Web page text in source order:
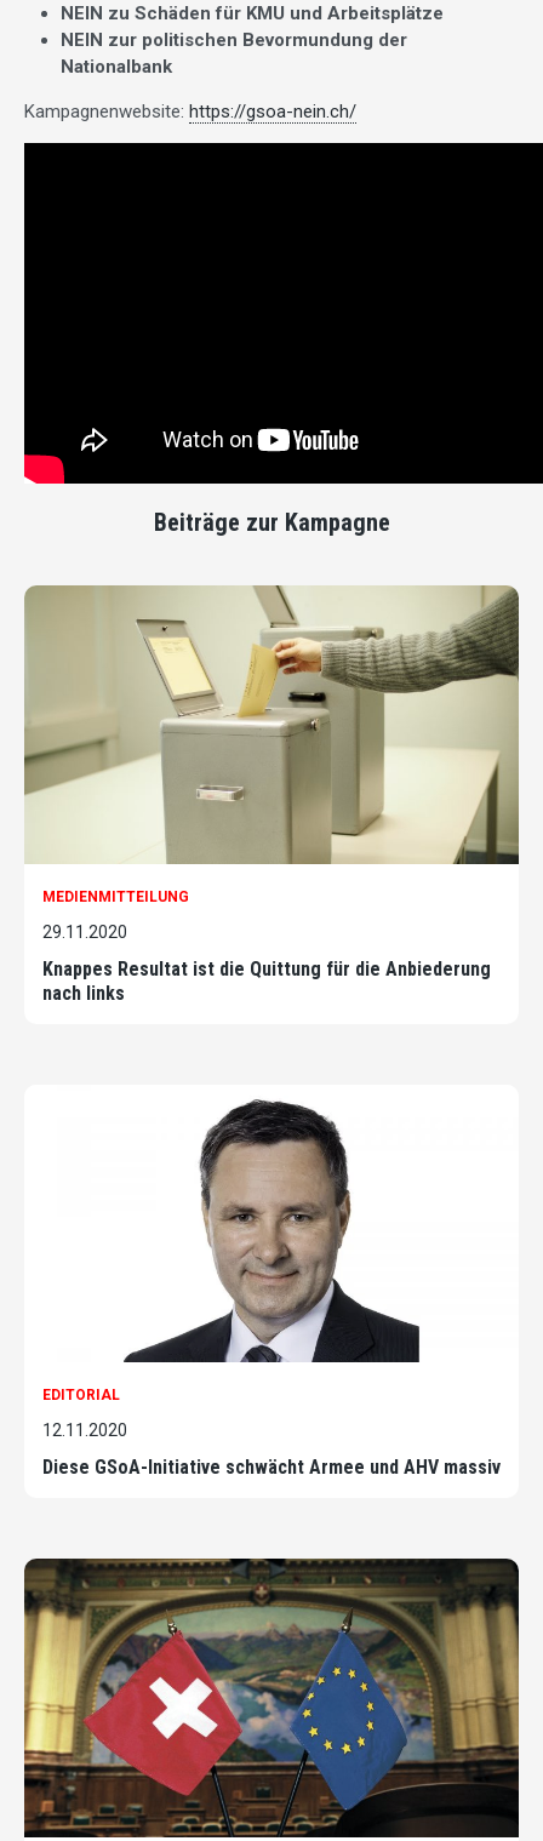
NEIN zu Schäden für KMU und Arbeitsplätze
NEIN zur politischen Bevormundung der
Nationalbank
Kampagnenwebsite: https://gsoa-nein.ch/
Beiträge zur Kampagne
MEDIENMITTEILUNG
29.11.2020
Knappes Resultat ist die Quittung für die Anbiederung
nach links
EDITORIAL
12.11.2020
Diese GSoA-Initiative schwächt Armee und AHV massiv